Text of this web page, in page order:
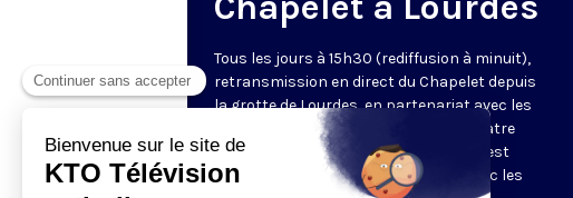
Tous les jours à 15h30 (rediffusion à minuit),
retransmission en direct du Chapelet depuis
la grotte de Lourdes, en partenariat avec les
Sanctuaires. Chaque jour, l'une des quatre
méditations des mystères du Rosaire est
proposée en communion de prière avec les